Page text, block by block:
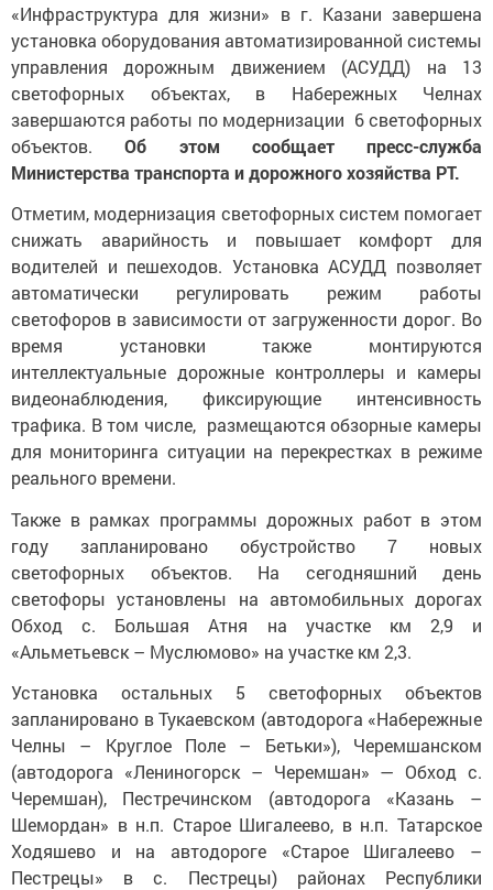
«Инфраструктура для жизни» в г. Казани завершена
установка оборудования автоматизированной системы
управления дорожным движением (АСУДД) на 13
светофорных объектах, в Набережных Челнах
завершаются работы по модернизации 6 светофорных
объектов.Об этом сообщает пресс-служба
Министерства транспорта и дорожного хозяйства РТ.
Отметим, модернизация светофорных систем помогает
снижать аварийность и повышает комфорт для
водителей и пешеходов. Установка АСУДД позволяет
автоматически регулировать режим работы
светофоров в зависимости от загруженности дорог. Во
время установки также монтируются
интеллектуальные дорожные контроллеры и камеры
видеонаблюдения, фиксирующие интенсивность
трафика. В том числе, размещаются обзорные камеры
для мониторинга ситуации на перекрестках в режиме
реального времени.
Также в рамках программы дорожных работ в этом
году запланировано обустройство 7 новых
светофорных объектов. На сегодняшний день
светофоры установлены на автомобильных дорогах
Обход с. Большая Атня на участке км 2,9 и
«Альметьевск – Муслюмово» на участке км 2,3.
Установка остальных 5 светофорных объектов
запланировано в Тукаевском (автодорога «Набережные
Челны – Круглое Поле – Бетьки»), Черемшанском
(автодорога «Лениногорск – Черемшан» — Обход с.
Черемшан), Пестречинском (автодорога «Казань –
Шемордан» в н.п. Старое Шигалеево, в н.п. Татарское
Ходяшево и на автодороге «Старое Шигалеево –
Пестрецы» в с. Пестрецы) районах Республики